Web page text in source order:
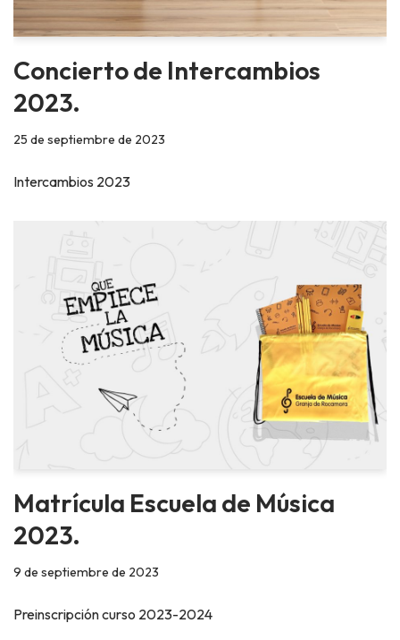
Concierto de Intercambios
2023.
25 de septiembre de 2023
Intercambios 2023
Matrícula Escuela de Música
2023.
9 de septiembre de 2023
Preinscripción curso 2023-2024